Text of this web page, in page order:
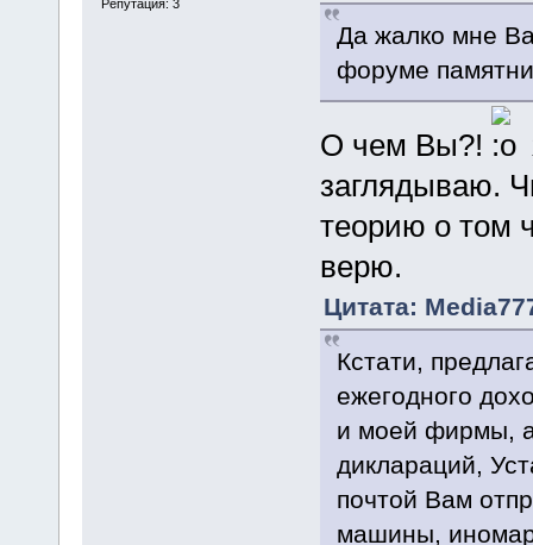
Репутация: 3
Да жалко мне
форуме
О чем Вы?!
заглядываю.
теорию о том
верю.
Цитата:
Кстати,
ежегодного
и моей фирмы,
диклараций,
почтой Вам
машины,